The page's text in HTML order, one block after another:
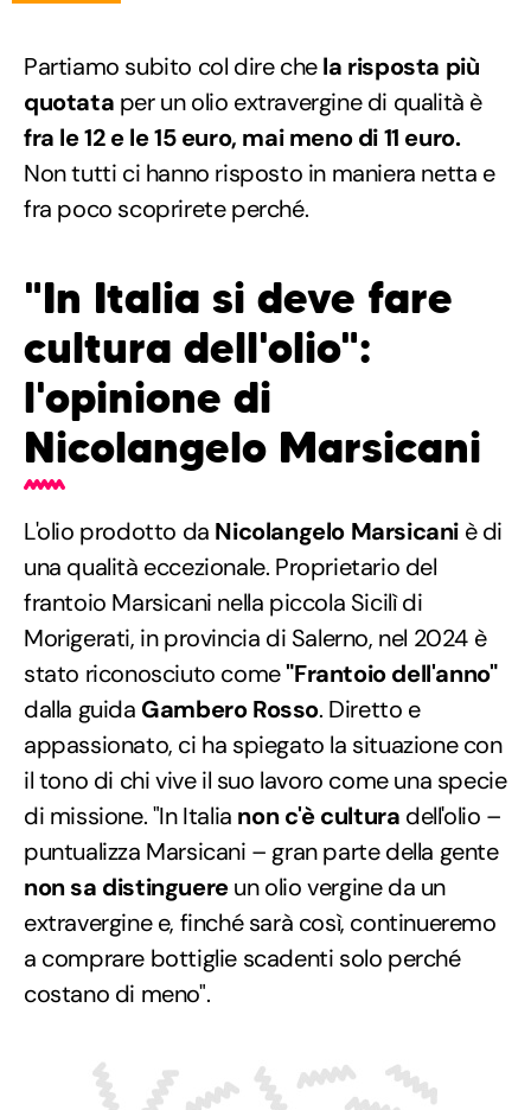
Partiamo subito col dire chela risposta più
quotata per un olio extravergine di qualità è
fra le 12 e le 15 euro, mai meno di 11 euro.
Non tutti ci hanno risposto in maniera netta e
fra poco scoprirete perché.
"In Italia si deve fare
cultura dell'olio":
l'opinione di
Nicolangelo Marsicani
L'olio prodotto da Nicolangelo Marsicani è di
una qualità eccezionale. Proprietario del
frantoio Marsicani nella piccola Sicilì di
Morigerati, in provincia di Salerno, nel 2024 è
stato riconosciuto come"Frantoio dell'anno"
dalla guida Gambero Rosso. Diretto e
appassionato, ci ha spiegato la situazione con
il tono di chi vive il suo lavoro come una specie
di missione. "In Italia non c'è cultura dell'olio –
puntualizza Marsicani – gran parte della gente
non sa distinguereun olio vergine da un
extravergine e, finché sarà così, continueremo
a comprare bottiglie scadenti solo perché
costano di meno".